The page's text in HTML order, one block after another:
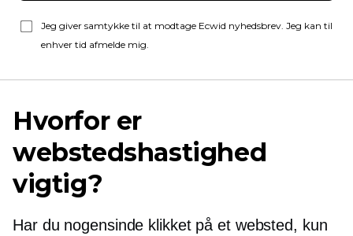
Jeg giver samtykke til at modtage Ecwid nyhedsbrev. Jeg kan til
enhver tid afmelde mig.
Hvorfor er
webstedshastighed
vigtig?
Har du nogensinde klikket på et websted, kun